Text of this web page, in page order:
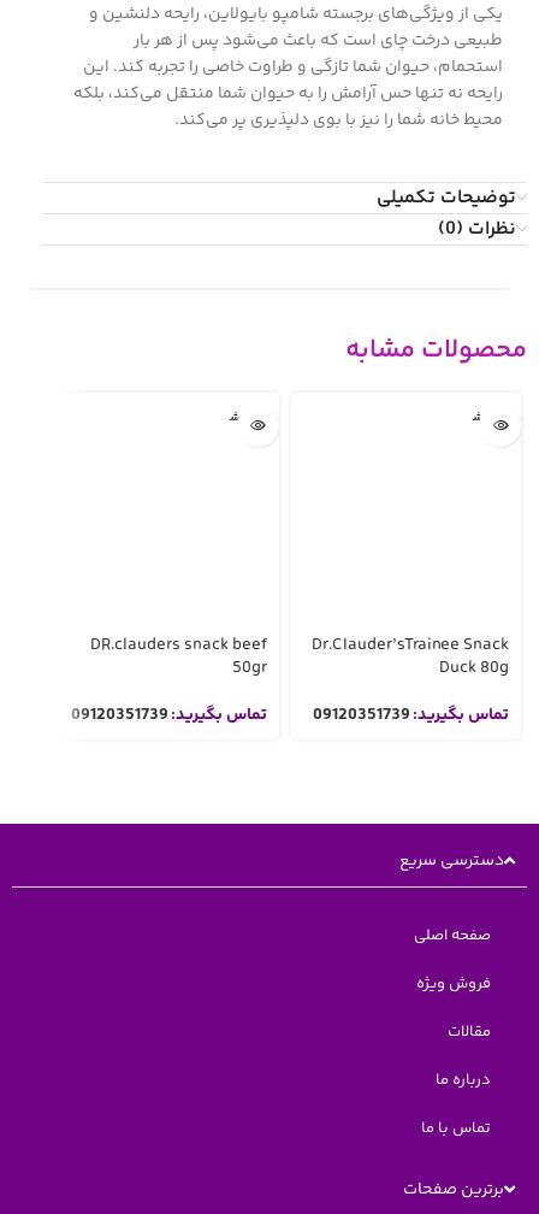
یکی از ویژگی‌های برجسته شامپو بایولاین، رایحه دلنشین و
طبیعی درخت چای است که باعث می‌شود پس از هر بار
استحمام، حیوان شما تازگی و طراوت خاصی را تجربه کند. این
رایحه نه تنها حس آرامش را به حیوان شما منتقل می‌کند، بلکه
محیط خانه شما را نیز با بوی دلپذیری پر می‌کند.
توضیحات تکمیلی
نظرات (0)
محصولات مشابه
تمام ش
ده
Dr.Clauder’sTrainee Snack
Duck 80g
تماس بگیرید:09120351739
تمام ش
ده
DR.clauders snack beef
50gr
تماس بگیرید:09120351739
دسترسی سریع
صفحه اصلی
فروش ویژه
مقالات
درباره ما
تماس با ما
برترین صفحات